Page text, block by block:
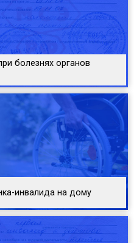
болезнях органов
инвалида на дому